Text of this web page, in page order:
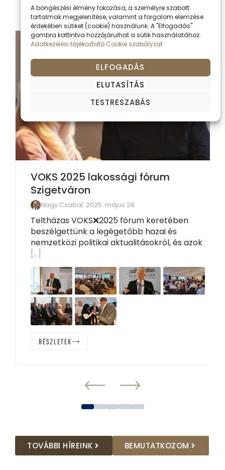
A böngészési élmény fokozása, a személyre szabott
tartalmak megjelenítése, valamint a forgalom elemzése
érdekében sütiket (cookie) használunk. A "Elfogadás"
gombra kattintva hozzájárulhat a sütik használatához.
Adatkezelési tájékoztató Cookie szabályzat
ELFOGADÁS
ELUTASÍTÁS
TESTRESZABÁS
VOKS 2025 lakossági fórum
Szigetváron
Nagy Csaba 2025. május 28.
Teltházas VOKS️❌️2025 fórum keretében
beszélgettünk a legégetőbb hazai és
nemzetközi politikai aktualitásokról, és azok
[…]
RÉSZLETEK
TOVÁBBI HÍREINK BEMUTATKOZOM